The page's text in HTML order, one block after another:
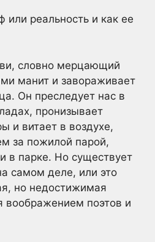
реальность и как ее
словно мерцающий
манит и завораживает
Он преследует нас в
пронизывает
и витает в воздухе,
за пожилой парой,
в парке. Но существует
самом деле, или это
но недостижимая
воображением поэтов и